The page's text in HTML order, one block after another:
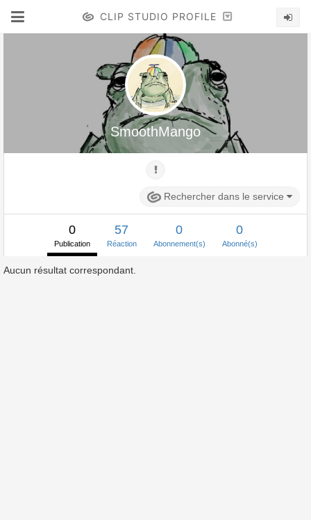
CLIP STUDIO PROFILE
SmoothMango
Rechercher dans le service
0
Publication
57
Réaction
0
Abonnement(s)
0
Abonné(s)
Aucun résultat correspondant.